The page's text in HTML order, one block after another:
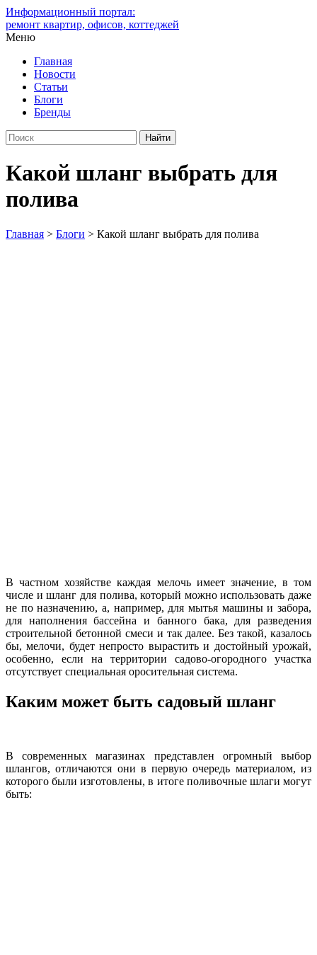
Информационный портал:
ремонт квартир, офисов, коттеджей
Меню
Главная
Новости
Статьи
Блоги
Бренды
Какой шланг выбрать для
полива
Главная > Блоги > Какой шланг выбрать для полива
В частном хозяйстве каждая мелочь имеет значение, в том
числе и шланг для полива, который можно использовать даже
не по назначению, а, например, для мытья машины и забора,
для наполнения бассейна и банного бака, для разведения
строительной бетонной смеси и так далее. Без такой, казалось
бы, мелочи, будет непросто вырастить и достойный урожай,
особенно, если на территории садово-огородного участка
отсутствует специальная оросительная система.
Каким может быть садовый шланг
В современных магазинах представлен огромный выбор
шлангов, отличаются они в первую очередь материалом, из
которого были изготовлены, в итоге поливочные шлаги могут
быть: